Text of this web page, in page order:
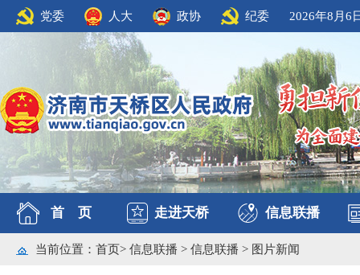
党委 人大 政协 纪委 2026年8月6
首 页 走进天桥 信息联播
当前位置： 首页> 信息联播 > 信息联播 > 图片新闻